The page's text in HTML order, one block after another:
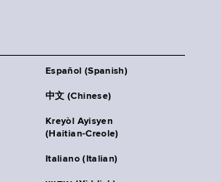
Español (Spanish)
中文 (Chinese)
Kreyòl Ayisyen
(Haitian-Creole)
Italiano (Italian)